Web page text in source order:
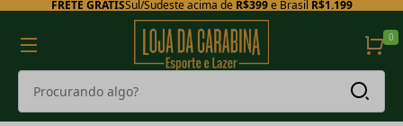
FRETE GRÁTISSul/Sudeste acima de R$399e Brasil R$1.199
0